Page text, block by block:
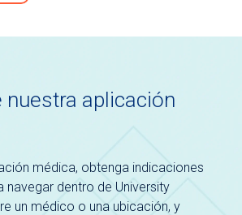
nuestra aplicación
médica, obtenga indicaciones
navegar dentro de University
un médico o una ubicación, y